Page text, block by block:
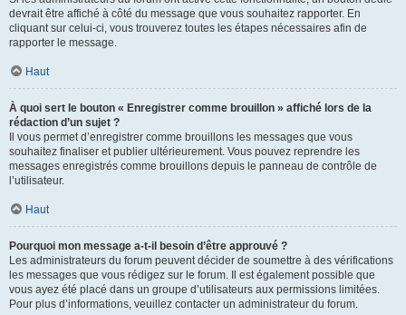
devrait être affiché à côté du message que vous souhaitez rapporter. En
cliquant sur celui-ci, vous trouverez toutes les étapes nécessaires afin de
rapporter le message.
Haut
À quoi sert le bouton « Enregistrer comme brouillon » affiché lors de la
rédaction d’un sujet ?
Il vous permet d’enregistrer comme brouillons les messages que vous
souhaitez finaliser et publier ultérieurement. Vous pouvez reprendre les
messages enregistrés comme brouillons depuis le panneau de contrôle de
l’utilisateur.
Haut
Pourquoi mon message a-t-il besoin d’être approuvé ?
Les administrateurs du forum peuvent décider de soumettre à des vérifications
les messages que vous rédigez sur le forum. Il est également possible que
vous ayez été placé dans un groupe d’utilisateurs aux permissions limitées.
Pour plus d’informations, veuillez contacter un administrateur du forum.